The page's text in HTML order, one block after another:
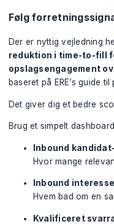
Følg
Der er nyttig vejledning
reduktion i time-to-fill
opslagsengagement
baseret på ERE’s guide
Det giver dig et bedre
Brug et simpelt
Inbound
Hvor mange
Inbound
Hvem bad om en
Kvalificeret